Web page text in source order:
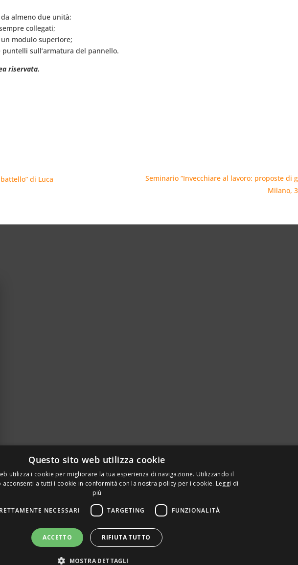
almeno due unità;
collegati;
modulo superiore;
sull’armatura del pannello.
riservata.
di Luca
Seminario “Invecchiare al lavoro: proposte di
Milano,
DELLA TORRE, 15 – 20127 – MILANO – P. IVA 00923870968 – CF:
DA GRAFICAEFOTO WEB AGENCY – PARTNER SINTEL
Questo sito web utilizza cookie
utilizza i cookie per migliorare la tua esperienza di navigazione. Utilizzando il
acconsenti a tutti i cookie in conformità con la nostra policy per i cookie. Leggi di
più
NECESSARI TARGETING FUNZIONALITÀ
ACCETTO RIFIUTA TUTTO
MOSTRA DETTAGLI